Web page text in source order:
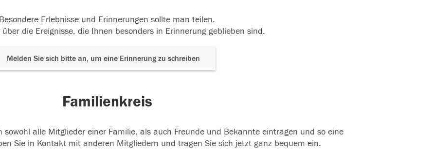
Besondere Erlebnisse und Erinnerungen sollte man teilen.
über die Ereignisse, die Ihnen besonders in Erinnerung geblieben sind.
Melden Sie sich bitte an, um eine Erinnerung zu schreiben
Familienkreis
sowohl alle Mitglieder einer Familie, als auch Freunde und Bekannte eintragen und so eine
Sie in Kontakt mit anderen Mitgliedern und tragen Sie sich jetzt ganz bequem ein.